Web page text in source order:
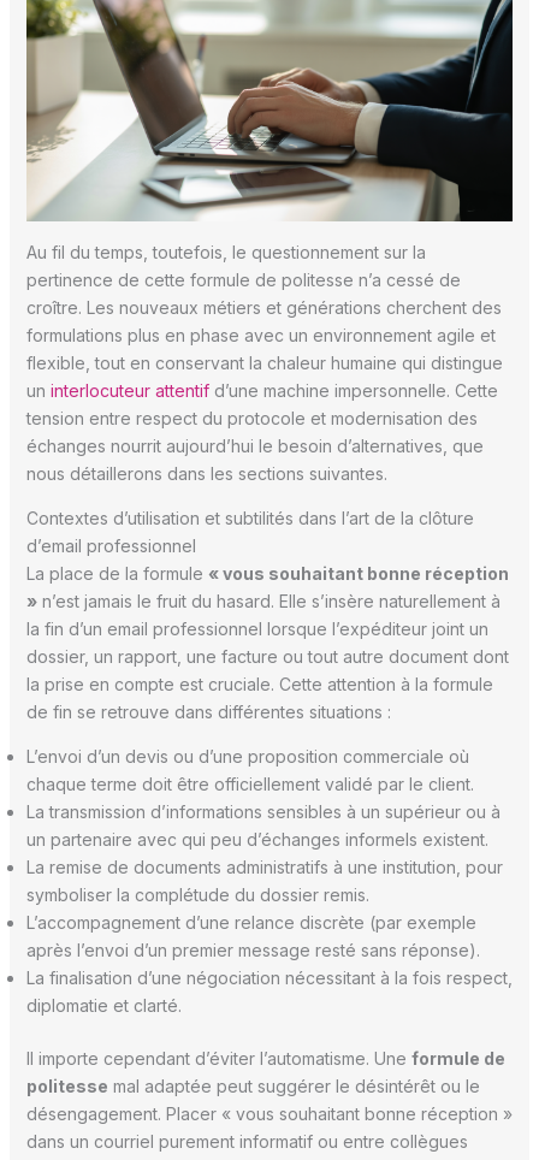
Au fil du temps, toutefois, le questionnement sur la
pertinence de cette formule de politesse n’a cessé de
croître. Les nouveaux métiers et générations cherchent des
formulations plus en phase avec un environnement agile et
flexible, tout en conservant la chaleur humaine qui distingue
un interlocuteur attentifd’une machine impersonnelle. Cette
tension entre respect du protocole et modernisation des
échanges nourrit aujourd’hui le besoin d’alternatives, que
nous détaillerons dans les sections suivantes.
Contextes d’utilisation et subtilités dans l’art de la clôture
d’email professionnel
La place de la formule « vous souhaitant bonne réception
»n’est jamais le fruit du hasard. Elle s’insère naturellement à
la fin d’un email professionnel lorsque l’expéditeur joint un
dossier, un rapport, une facture ou tout autre document dont
la prise en compte est cruciale. Cette attention à la formule
de fin se retrouve dans différentes situations :
L’envoi d’un devis ou d’une proposition commerciale où
chaque terme doit être officiellement validé par le client.
La transmission d’informations sensibles à un supérieur ou à
un partenaire avec qui peu d’échanges informels existent.
La remise de documents administratifs à une institution, pour
symboliser la complétude du dossier remis.
L’accompagnement d’une relance discrète (par exemple
après l’envoi d’un premier message resté sans réponse).
La finalisation d’une négociation nécessitant à la fois respect,
diplomatie et clarté.
Il importe cependant d’éviter l’automatisme. Une formule de
politesse mal adaptée peut suggérer le désintérêt ou le
désengagement. Placer « vous souhaitant bonne réception »
dans un courriel purement informatif ou entre collègues